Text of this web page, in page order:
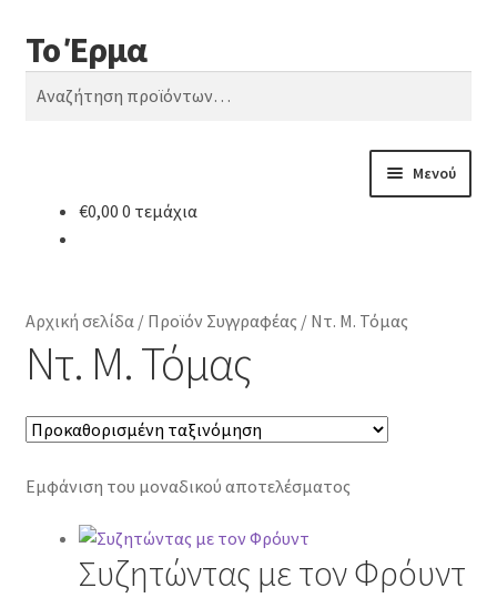
Απευθείας
μετάβαση
στην
Μετάβαση
σε
περιεχόμενο
Το Έρμα
Αναζήτηση
Αναζήτηση
Μενού
Κατηγορίες Βιβλίων
€0,00 0 τεμάχια
Αρχική σελίδα/ Προϊόν Συγγραφέας / Ντ. Μ. Τόμας
Ντ. Μ. Τόμας
Εμφάνιση του μοναδικού αποτελέσματος
Συζητώντας με τον Φρόυντ